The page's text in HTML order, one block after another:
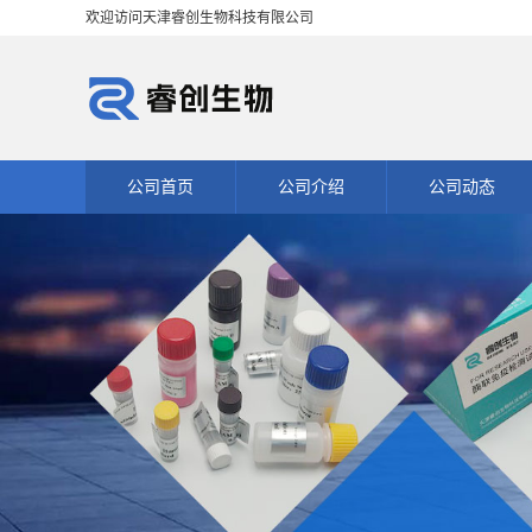
欢迎访问天津睿创生物科技有限公司
公司首页 公司介绍 公司动态